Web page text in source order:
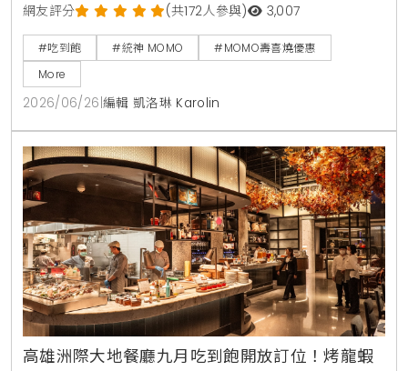
飽，連MOMO官方都親自留言揭露更便宜的隱藏優惠。
網友評分 (共172人參與) 3,007
#吃到飽 #統神 MOMO
#MOMO壽喜燒優惠
More
2026/06/26 編輯 凱洛琳 Karolin
高雄洲際大地餐廳九月吃到飽開放訂位！烤龍蝦